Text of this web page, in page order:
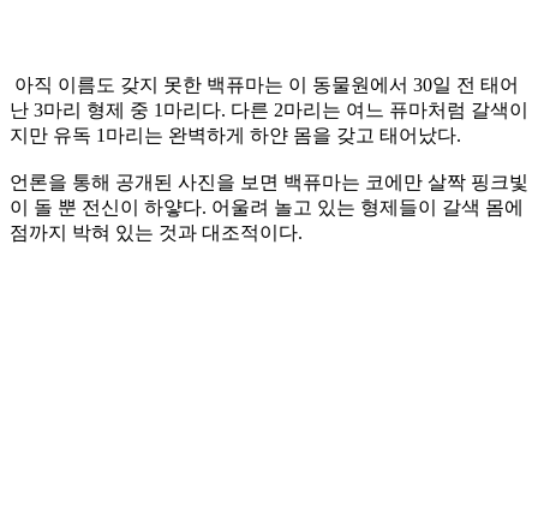
아직 이름도 갖지 못한 백퓨마는 이 동물원에서 30일 전 태어
난 3마리 형제 중 1마리다. 다른 2마리는 여느 퓨마처럼 갈색이
지만 유독 1마리는 완벽하게 하얀 몸을 갖고 태어났다.
언론을 통해 공개된 사진을 보면 백퓨마는 코에만 살짝 핑크빛
이 돌 뿐 전신이 하얗다. 어울려 놀고 있는 형제들이 갈색 몸에
점까지 박혀 있는 것과 대조적이다.